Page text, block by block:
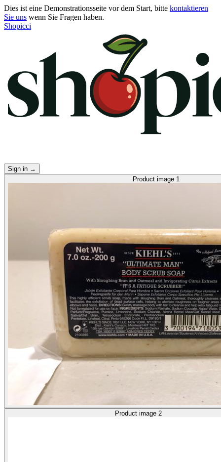
Dies ist eine Demonstrationsseite vor dem Start, bitte kontaktieren
Sie uns wenn Sie Fragen haben.
Shopicci
Sign in →
Product image 1
Product image 2